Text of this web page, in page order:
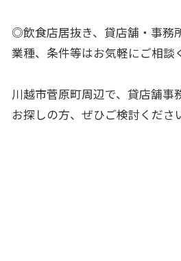
◎飲食店居抜き、貸店舗・事務
業種、条件等はお気軽にご相談
川越市菅原町周辺で、貸店舗事
お探しの方、ぜひご検討くださ